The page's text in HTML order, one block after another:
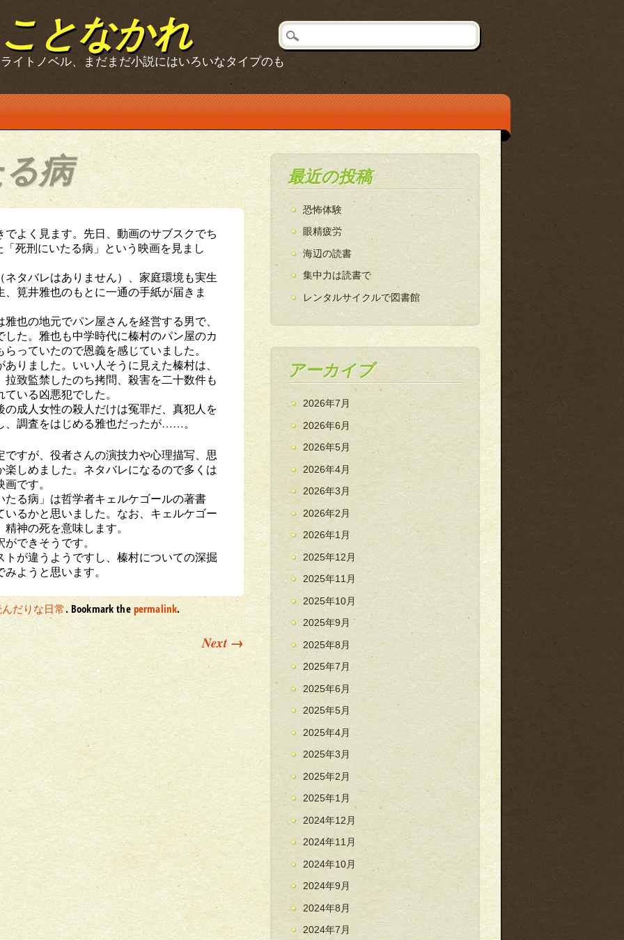
となかれ
イトノベル、まだまだ小説にはいろいなタイプのも
病
よく見ます。先日、動画のサブスクでち
「死刑にいたる病」という映画を見まし
タバレはありません）、家庭環境も実生
筧井雅也のもとに一通の手紙が届きま
也の地元でパン屋さんを経営する男で、
た。雅也も中学時代に榛村のパン屋のカ
っていたので恩義を感じていました。
りました。いい人そうに見えた榛村は、
拉致監禁したのち拷問、殺害を二十数件も
いる凶悪犯でした。
成人女性の殺人だけは冤罪だ、真犯人を
、調査をはじめる雅也だったが……。
すが、役者さんの演技力や心理描写、思
しめました。ネタバレになるので多くは
です。
る病」は哲学者キェルケゴールの著書
いるかと思いました。なお、キェルケゴー
神の死を意味します。
できそうです。
が違うようですし、榛村についての深掘
ようと思います。
だりな日常. Bookmark the permalink.
Next→
最近の投稿
恐怖体験
眼精疲労
海辺の読書
集中力は読書で
レンタルサイクルで図書館
アーカイブ
2026年7月
2026年6月
2026年5月
2026年4月
2026年3月
2026年2月
2026年1月
2025年12月
2025年11月
2025年10月
2025年9月
2025年8月
2025年7月
2025年6月
2025年5月
2025年4月
2025年3月
2025年2月
2025年1月
2024年12月
2024年11月
2024年10月
2024年9月
2024年8月
2024年7月